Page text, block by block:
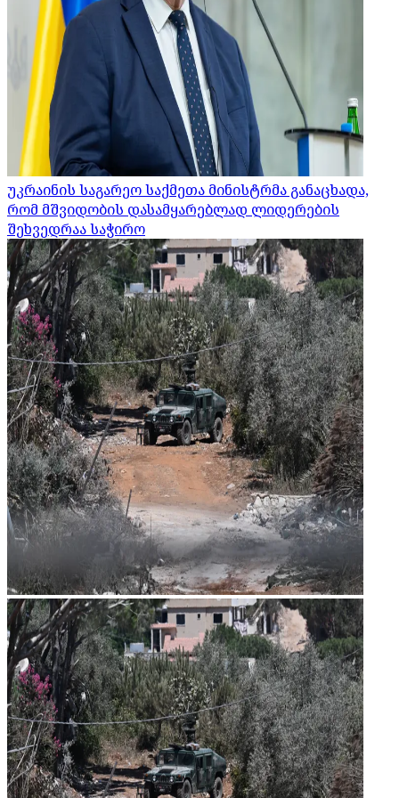
უკრაინის საგარეო საქმეთა მინისტრმა განაცხადა,
რომ მშვიდობის დასამყარებლად ლიდერების
შეხვედრაა საჭირო